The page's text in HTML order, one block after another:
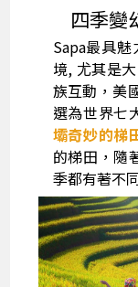
四季變
Sapa最具
境, 尤其是
族互動，美
選為世界七
壩奇妙的梯
的梯田，隨
季都有著不